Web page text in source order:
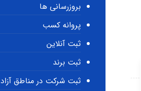
بروزرسانی ها
پروانه کسب
ثبت آنلاین
ثبت برند
ثبت شرکت در مناطق آزاد